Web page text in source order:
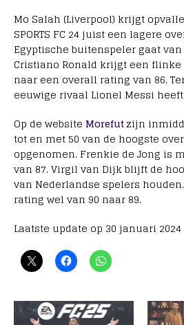
Mo Salah (Liverpool) krijgt
SPORTS FC 24 juist een lagere
Egyptische buitenspeler gaat van
Cristiano Ronald krijgt een
naar een overall rating van 86.
eeuwige rivaal Lionel Messi
Op de website Morefutzijn
tot en met 50 van de hoogste
opgenomen. Frenkie de Jong is
van 87. Virgil van Dijk blijft de
van Nederlandse spelers
rating wel van 90 naar 89.
Laatste update op 30 januari 2024